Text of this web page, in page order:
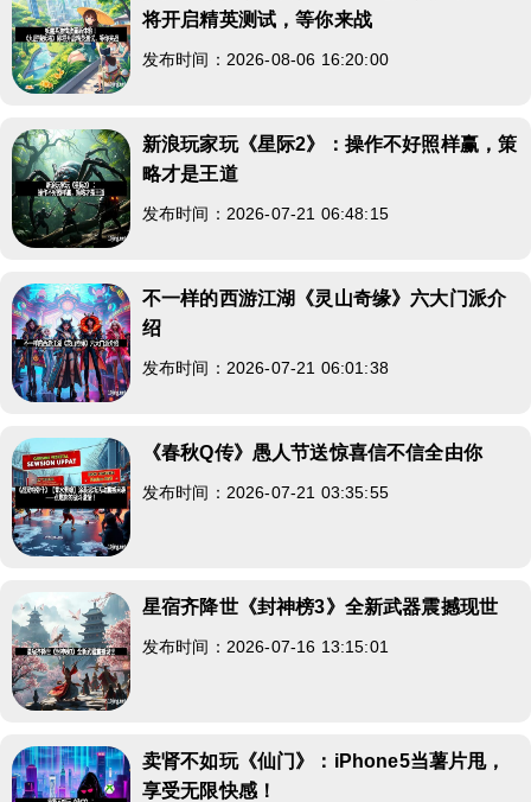
将开启精英测试，等你来战
发布时间：2026-08-06 16:20:00
新浪玩家玩《星际2》：操作不好照样赢，策
略才是王道
发布时间：2026-07-21 06:48:15
不一样的西游江湖《灵山奇缘》六大门派介
绍
发布时间：2026-07-21 06:01:38
《春秋Q传》愚人节送惊喜信不信全由你
发布时间：2026-07-21 03:35:55
星宿齐降世《封神榜3》全新武器震撼现世
发布时间：2026-07-16 13:15:01
卖肾不如玩《仙门》：iPhone5当薯片甩，
享受无限快感！